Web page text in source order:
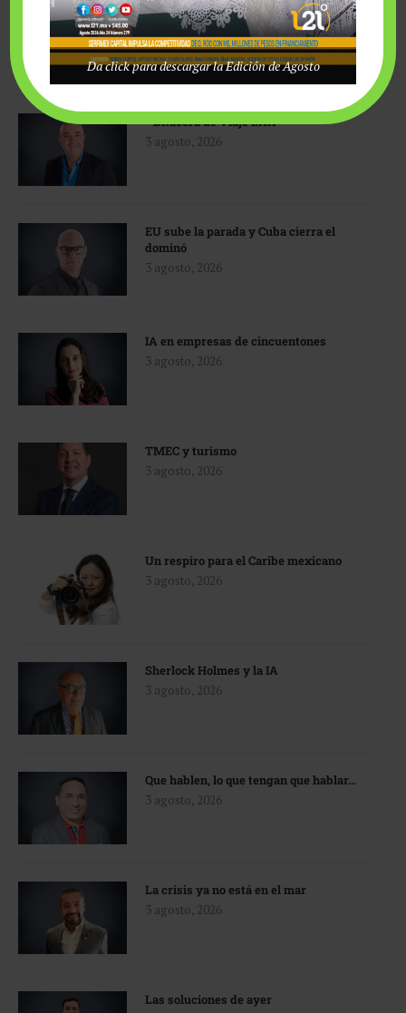
Competir sin atajos
4 agosto, 2026
Bitácora de Viaje LXX
3 agosto, 2026
EU sube la parada y Cuba cierra el
dominó
3 agosto, 2026
IA en empresas de cincuentones
3 agosto, 2026
TMEC y turismo
3 agosto, 2026
Un respiro para el Caribe mexicano
3 agosto, 2026
Sherlock Holmes y la IA
3 agosto, 2026
Que hablen, lo que tengan que hablar…
3 agosto, 2026
La crisis ya no está en el mar
3 agosto, 2026
Las soluciones de ayer
Da click para descargar la Edición de Agosto